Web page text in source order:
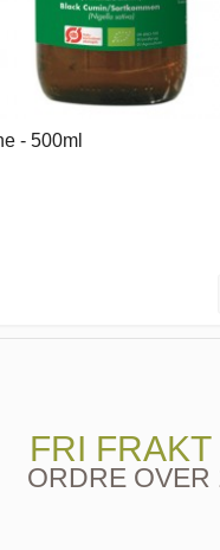
- 500ml
FRI FRAKT
ORDRE OVER